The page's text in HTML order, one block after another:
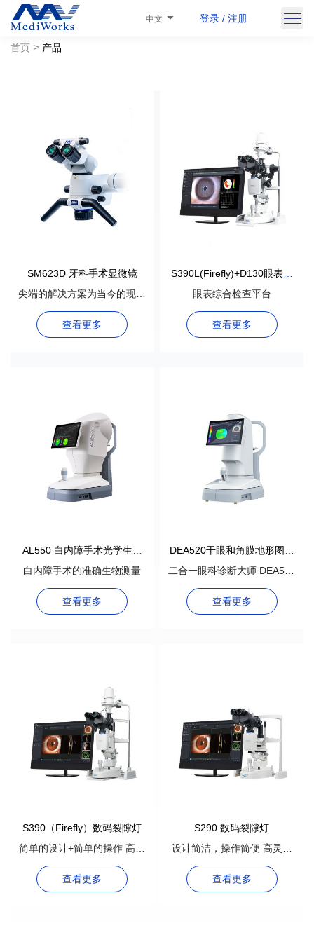
中文 登录 / 注册
首页 > 产品
SM623D 牙科手术显微镜
尖端的解决方案为当今的现代
牙科诊所提供精确、清晰和符
合人体工程学的设计。
查看更多
S390L(Firefly)+D130眼表综
合检查平台
眼表综合检查平台
查看更多
AL550 白内障手术光学生物
计
白内障手术的准确生物测量
查看更多
DEA520干眼和角膜地形图测
试仪
二合一眼科诊断大师 DEA520
是一款集干眼和角膜地形图分
析于一体的多功能角膜地形图
查看更多
S390（Firefly）数码裂隙灯
简单的设计+简单的操作 高灵
敏度和宽动态范围让您看得更
多、更清晰。
查看更多
S290 数码裂隙灯
设计简洁，操作简便 高灵敏
度和宽动态范围让您看得更远
更清晰。
查看更多